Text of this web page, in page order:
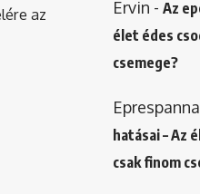
az
Ervin - Az
élet édes
csemege?
Eprespanna
hatásai – Az
csak finom